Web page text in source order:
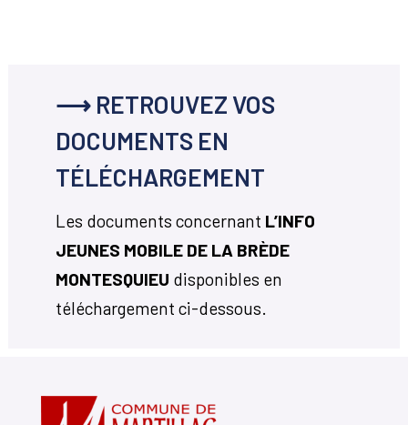
⟶ RETROUVEZ VOS
DOCUMENTS EN
TÉLÉCHARGEMENT
Les documents concernant L’INFO
JEUNES MOBILE DE LA BRÈDE
MONTESQUIEU disponibles en
téléchargement ci-dessous.